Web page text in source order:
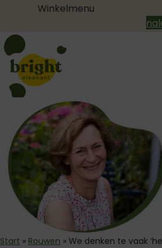
Winkelmenu
Start » Rouwen » We denken te vaak